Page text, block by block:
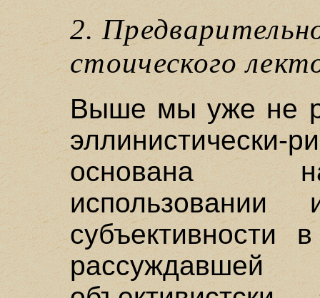
2.
стоического
Выше мы уже не
основана
использовании
субъективности